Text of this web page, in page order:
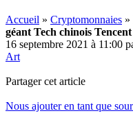
Accueil » Cryptomonnaies »
géant Tech chinois
16 septembre 2021 à 11:00
Art
Partager cet article
Nous ajouter en tant que